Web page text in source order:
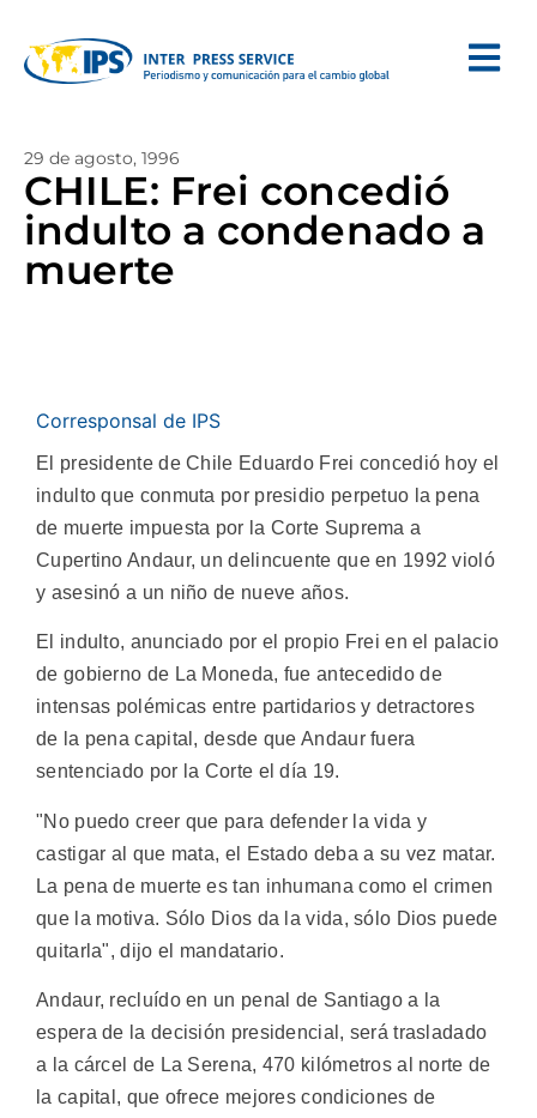
29 de agosto, 1996
CHILE: Frei concedió
indulto a condenado a
muerte
Corresponsal de IPS
El presidente de Chile Eduardo Frei concedió hoy el
indulto que conmuta por presidio perpetuo la pena
de muerte impuesta por la Corte Suprema a
Cupertino Andaur, un delincuente que en 1992 violó
y asesinó a un niño de nueve años.
El indulto, anunciado por el propio Frei en el palacio
de gobierno de La Moneda, fue antecedido de
intensas polémicas entre partidarios y detractores
de la pena capital, desde que Andaur fuera
sentenciado por la Corte el día 19.
"No puedo creer que para defender la vida y
castigar al que mata, el Estado deba a su vez matar.
La pena de muerte es tan inhumana como el crimen
que la motiva. Sólo Dios da la vida, sólo Dios puede
quitarla", dijo el mandatario.
Andaur, recluído en un penal de Santiago a la
espera de la decisión presidencial, será trasladado
a la cárcel de La Serena, 470 kilómetros al norte de
la capital, que ofrece mejores condiciones de